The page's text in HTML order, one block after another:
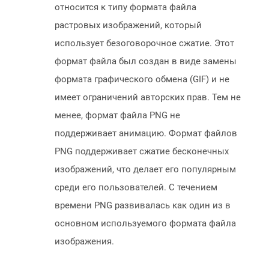
относится к типу формата файла
растровых изображений, который
использует безоговорочное сжатие. Этот
формат файла был создан в виде замены
формата графического обмена (GIF) и не
имеет ограничений авторских прав. Тем не
менее, формат файла PNG не
поддерживает анимацию. Формат файлов
PNG поддерживает сжатие бесконечных
изображений, что делает его популярным
среди его пользователей. С течением
времени PNG развивалась как один из в
основном используемого формата файла
изображения.